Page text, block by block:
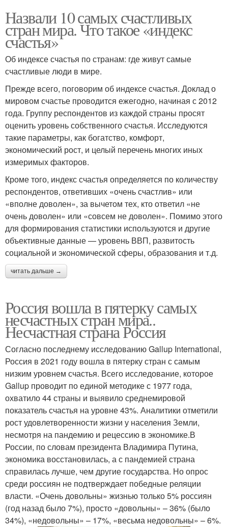
Назвали 10 самых счастливых
стран мира. Что такое «индекс
счастья»
Об индексе счастья по странам: где живут самые
счастливые люди в мире.
Прежде всего, поговорим об индексе счастья. Доклад о
мировом счастье проводится ежегодно, начиная с 2012
года. Группу респондентов из каждой страны просят
оценить уровень собственного счастья. Исследуются
такие параметры, как богатство, комфорт,
экономический рост, и целый перечень многих иных
измеримых факторов.
Кроме того, индекс счастья определяется по количеству
респондентов, ответивших «очень счастлив» или
«вполне доволен», за вычетом тех, кто ответил «не
очень доволен» или «совсем не доволен». Помимо этого
для формирования статистики используются и другие
объективные данные — уровень ВВП, развитость
социальной и экономической сферы, образования и т.д.
читать дальше →
Россия вошла в пятерку самых
несчастных стран мира..
Несчастная страна Россия
Согласно последнему исследованию Gallup International,
Россия в 2021 году вошла в пятерку стран с самым
низким уровнем счастья. Всего исследование, которое
Gallup проводит по единой методике с 1977 года,
охватило 44 страны и выявило среднемировой
показатель счастья на уровне 43%. Аналитики отметили
рост удовлетворенности жизни у населения Земли,
несмотря на пандемию и рецессию в экономике.В
России, по словам президента Владимира Путина,
экономика восстановилась, а с пандемией страна
справилась лучше, чем другие государства. Но опрос
среди россиян не подтверждает победные реляции
власти. «Очень довольны» жизнью только 5% россиян
(год назад было 7%), просто «довольны» – 36% (было
34%), «недовольны» – 17%, «весьма недовольны» – 6%.